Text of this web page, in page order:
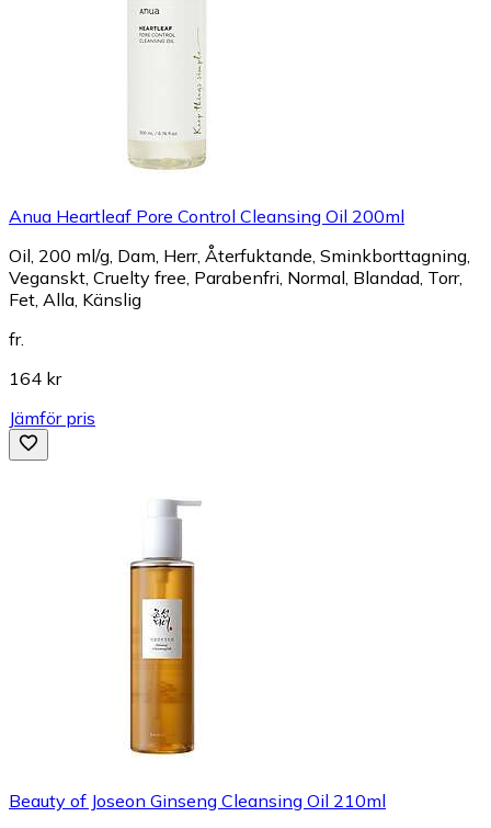
Anua Heartleaf Pore Control Cleansing Oil 200ml
Oil, 200 ml/g, Dam, Herr, Återfuktande, Sminkborttagning,
Veganskt, Cruelty free, Parabenfri, Normal, Blandad, Torr,
Fet, Alla, Känslig
fr.
164 kr
Jämför pris
Beauty of Joseon Ginseng Cleansing Oil 210ml